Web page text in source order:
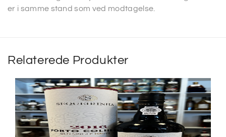
er i samme stand som ved modtagelse.
Relaterede Produkter